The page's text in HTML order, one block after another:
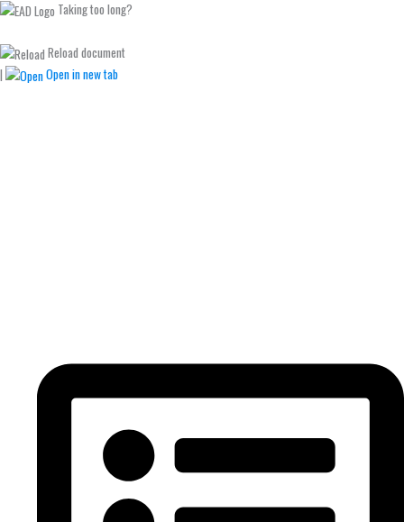
Taking too long?
Reload document
|
Open in new tab